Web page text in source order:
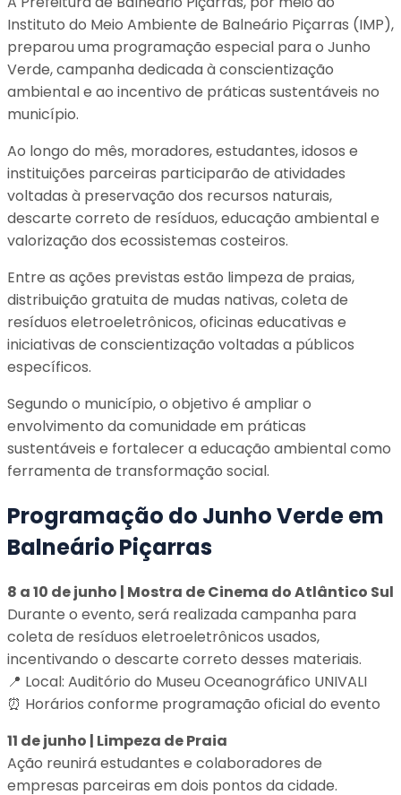
Instituto do Meio Ambiente de Balneário Piçarras (IMP),
preparou uma programação especial para o Junho
Verde, campanha dedicada à conscientização
ambiental e ao incentivo de práticas sustentáveis no
município.
Ao longo do mês, moradores, estudantes, idosos e
instituições parceiras participarão de atividades
voltadas à preservação dos recursos naturais,
descarte correto de resíduos, educação ambiental e
valorização dos ecossistemas costeiros.
Entre as ações previstas estão limpeza de praias,
distribuição gratuita de mudas nativas, coleta de
resíduos eletroeletrônicos, oficinas educativas e
iniciativas de conscientização voltadas a públicos
específicos.
Segundo o município, o objetivo é ampliar o
envolvimento da comunidade em práticas
sustentáveis e fortalecer a educação ambiental como
ferramenta de transformação social.
Programação do Junho Verde em
Balneário Piçarras
8 a 10 de junho | Mostra de Cinema do Atlântico Sul
Durante o evento, será realizada campanha para
coleta de resíduos eletroeletrônicos usados,
incentivando o descarte correto desses materiais.
📍 Local: Auditório do Museu Oceanográfico UNIVALI
⏰ Horários conforme programação oficial do evento
11 de junho | Limpeza de Praia
Ação reunirá estudantes e colaboradores de
empresas parceiras em dois pontos da cidade.